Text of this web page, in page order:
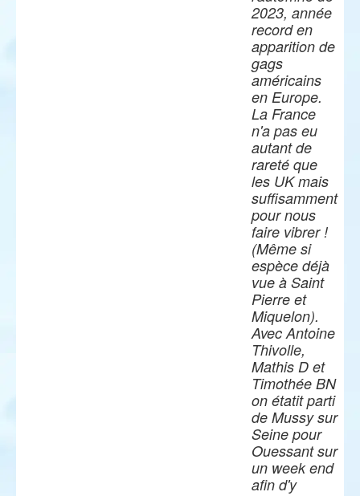
2023, année
record en
apparition de
gags
américains
en Europe.
La France
n'a pas eu
autant de
rareté que
les UK mais
suffisamment
pour nous
faire vibrer !
(Même si
espèce déjà
vue à Saint
Pierre et
Miquelon).
Avec Antoine
Thivolle,
Mathis D et
Timothée BN
on étatit parti
de Mussy sur
Seine pour
Ouessant sur
un week end
afin d'y